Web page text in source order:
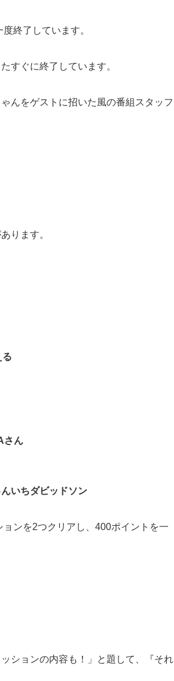
終了しています。
すぐに終了しています。
んをゲストに招いた風の番組スタッフ
ります。
る
さん
んいちダビッドソン
ンを2つクリアし、400ポイントを一
ションの内容も！」と題して、『それ